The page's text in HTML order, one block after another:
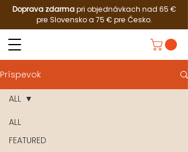
Doprava zdarmapri objednávkach nad 65 €
pre Slovensko a 75 € pre Česko.
Príspevok
ALL
FEATURED
ALL